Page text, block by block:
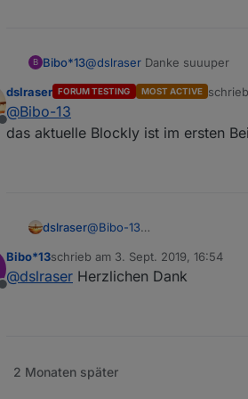
dann auf das Plus bei neue
tueren_alias
batterien_prozent_alias
B Bibo*13@dslraser Danke suuuper
Offline
dslraser FORUM TESTING MOST ACTIVE
zuletzt
@Bibo-13
das aktuelle Blockly ist im ersten
dslraser@Bibo-13
Offline
Bibo*13schrieb am 3. Sept. 2019, 16:54
zuletzt editiert von
@dslraser Herzlichen Dank
2 Monaten später